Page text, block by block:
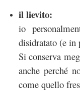
il lievito:
io
disidratato (e in
Si conserva
anche perché
come quello